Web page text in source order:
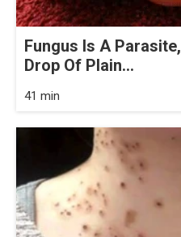
Fungus Is A
Drop Of Plain...
41 min